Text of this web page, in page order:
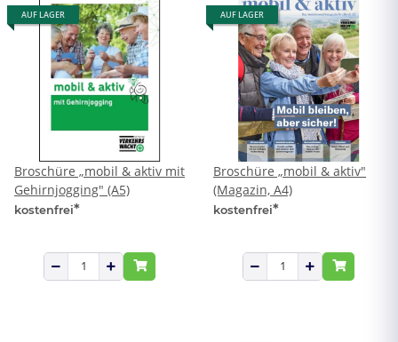
AUF LAGER
Broschüre „mobil & aktiv mit
Gehirnjogging" (A5)
kostenfrei*
AUF LAGER
Broschüre „mobil & aktiv"
(Magazin, A4)
kostenfrei*